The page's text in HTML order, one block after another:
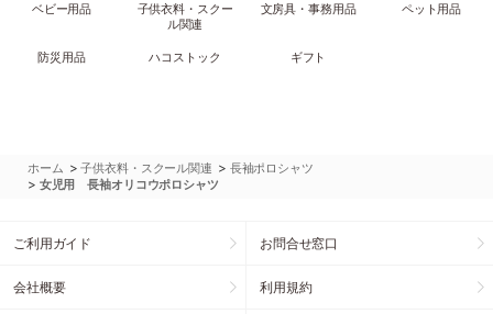
ベビー用品
子供衣料・スクー
ル関連
文房具・事務用品 ペット用品
防災用品 ハコストック ギフト
ホーム >子供衣料・スクール関連 > 長袖ポロシャツ
> 女児用 長袖オリコウポロシャツ
ご利用ガイド お問合せ窓口
会社概要 利用規約